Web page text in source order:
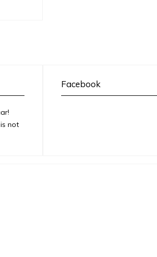
not
Facebook